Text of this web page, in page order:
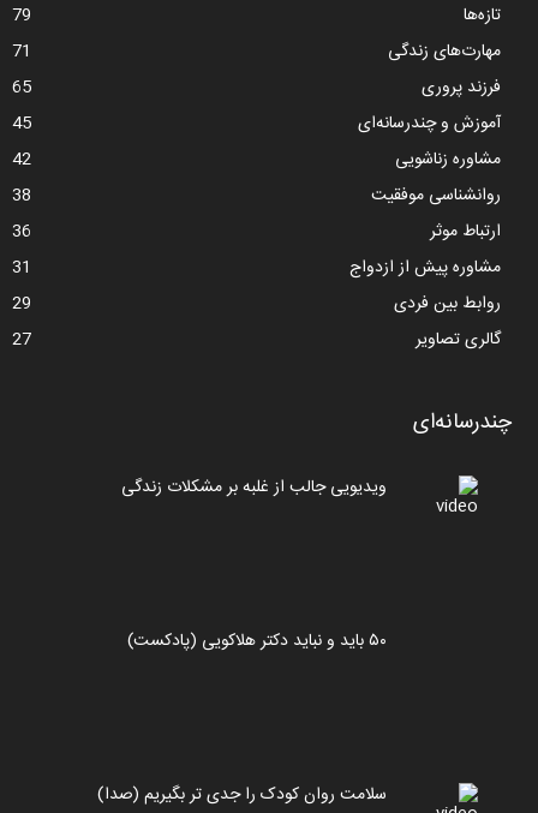
تازه‌ها
79
مهارت‌های زندگی
71
فرزند پروری
65
آموزش و چندرسانه‌ای
45
مشاوره زناشویی
42
روانشناسی موفقیت
38
ارتباط موثر
36
مشاوره پیش از ازدواج
31
روابط بین فردی
29
گالری تصاویر
27
چندرسانه‌ای
ویدیویی جالب از غلبه بر مشکلات زندگی
۵۰ باید و نباید دکتر هلاکویی (پادکست)
سلامت روان کودک را جدی تر بگیریم (صدا)